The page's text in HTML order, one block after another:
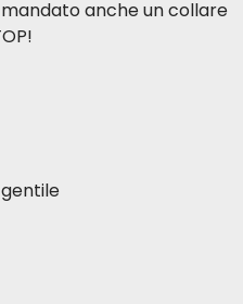
anche un collare